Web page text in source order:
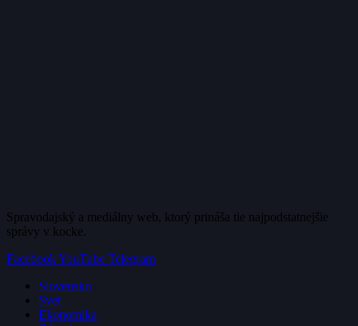
Spravodajský a mediálny web, ktorý prináša tie najpodstatnejšie
správy v kocke.
FacebookYouTube Telegram
Slovensko
Svet
Ekonomika